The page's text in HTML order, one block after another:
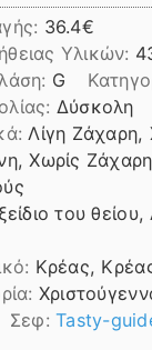
36.4€
Υλικών:
G
Δύσκολη
Λίγη Ζάχαρη,
Χωρίς
του
Κρέας,
Σεφ:Tasty-